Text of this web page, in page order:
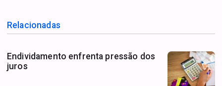
Relacionadas
Endividamento enfrenta pressão dos
juros